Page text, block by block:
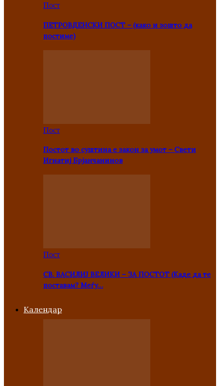
Пост
ПЕТРОВДЕНСКИ ПОСТ – (како и зошто да
постиме)
Пост
Постот во суштина е закон за умот – Свети
Игнатиј Брјанчанинов
Пост
СВ. ВАСИЛИЈ ВЕЛИКИ – ЗА ПОСТОТ (Каде да те
поставам? Меѓу…
Kалендар